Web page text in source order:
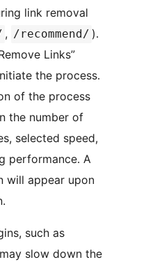
link removal
, /recommend/ ).
Links”
the process.
of the process
the number of
selected speed,
performance. A
will appear upon
such as
slow down the